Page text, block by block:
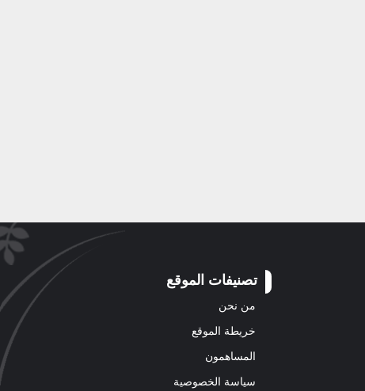
تصنيفات الموقع
من نحن
خريطة الموقع
المساهمون
سياسة الخصوصية